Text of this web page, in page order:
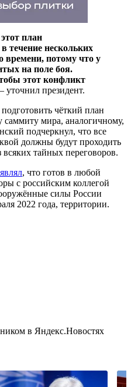
план
течение нескольких
времени, потому что у
на поле боя.
этот конфликт
уточнил президент.
чёткий план
саммиту мира, аналогичному,
подчеркнул, что все
должны будут проходить
тайных переговоров.
, что готов в любой
с российским коллегой
силы России
2022 года, территории.
в Яндекс.Новостях